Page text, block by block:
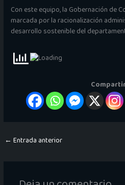
Con este equipo, la Gobernación de
marcada por la racionalización
desarrollo sostenible del
← Entrada anterior